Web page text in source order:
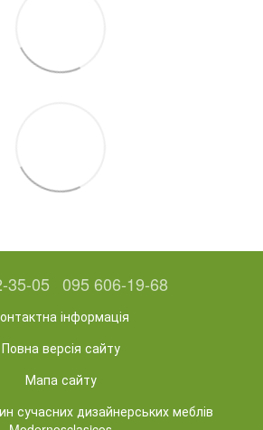
35-05 095 606-19-68
інформація
Повна версія сайту
Мапа сайту
сучасних дизайнерських меблів